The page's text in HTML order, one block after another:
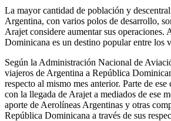
La mayor cantidad de población y
Argentina, con varios polos de desarrollo,
Arajet considere aumentar sus operaciones.
Dominicana es un destino popular entre los
Según la Administración Nacional de
viajeros de Argentina a República
respecto al mismo mes anterior. Parte de ese
con la llegada de Arajet a mediados de ese
aporte de Aerolíneas Argentinas y otras
República Dominicana a través de sus